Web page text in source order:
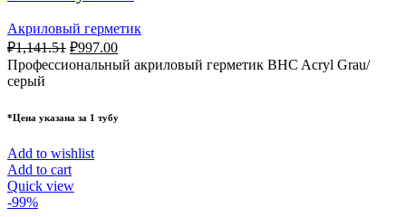
Акриловый герметик
₽1,141.51 ₽997.00
Профессиональный акриловый герметик BHC Acryl Grau/
серый
*Цена указана за 1 тубу
Add to wishlist
Add to cart
Quick view
-99%